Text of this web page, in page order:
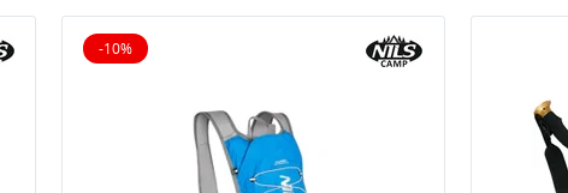
-10%
10% reduziert